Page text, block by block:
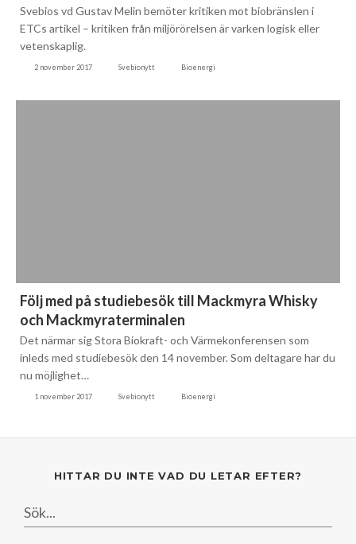
2 november 2017 Svebionytt Bioenergi
Svebios vd Gustav Melin bemöter kritiken mot biobränslen i
ETCs artikel – kritiken från miljörörelsen är varken logisk eller
vetenskaplig.
1 november 2017 Svebionytt Bioenergi
Följ med på studiebesök till Mackmyra Whisky
och Mackmyraterminalen
Det närmar sig Stora Biokraft- och Värmekonferensen som
inleds med studiebesök den 14 november. Som deltagare har du
nu möjlighet…
HITTAR DU INTE VAD DU LETAR EFTER?